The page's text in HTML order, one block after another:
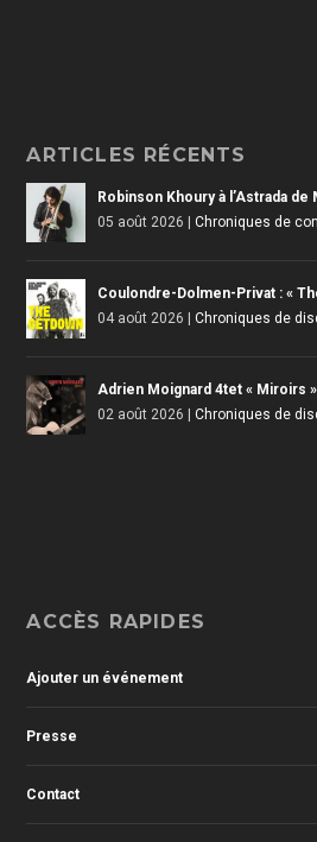
ARTICLES RÉCENTS
Robinson Khoury à l’Astrada de
05 août 2026
|Chroniques de
Coulondre-Dolmen-Privat : «
04 août 2026
|Chroniques de
Adrien Moignard 4tet « Miroirs »
02 août 2026
|Chroniques de
ACCÈS RAPIDES
Ajouter un événement
Presse
Contact